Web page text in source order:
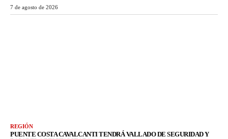
7 de agosto de 2026
REGIÓN
PUENTE COSTA CAVALCANTI TENDRÁ VALLADO DE SEGURIDAD Y